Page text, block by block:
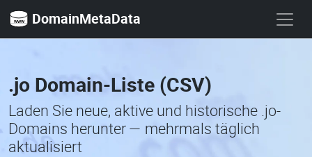
DomainMetaData
.jo Domain-Liste (CSV)
Laden Sie neue, aktive und historische .jo-
Domains herunter — mehrmals täglich
aktualisiert